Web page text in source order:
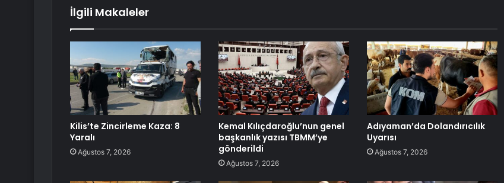
İlgili Makaleler
Kilis’te Zincirleme Kaza: 8
Yaralı
Ağustos 7, 2026
Kemal Kılıçdaroğlu’nun genel
başkanlık yazısı TBMM’ye
gönderildi
Ağustos 7, 2026
Adıyaman’da Dolandırıcılık
Uyarısı
Ağustos 7, 2026